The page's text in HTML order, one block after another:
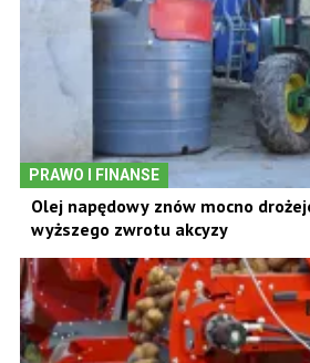
PRAWO I FINANSE
Olej napędowy znów mocno
wyższego zwrotu akcyzy